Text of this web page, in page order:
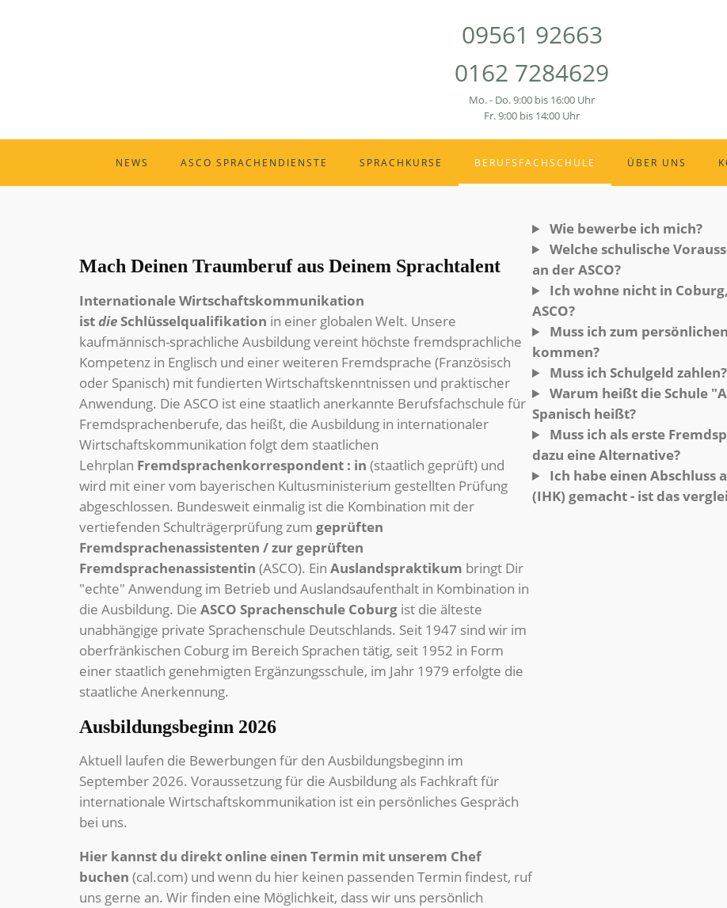
09561 92663
0162 7284629
Mo. - Do. 9:00 bis 16:00 Uhr
Fr. 9:00 bis 14:00 Uhr
NEWS ASCO SPRACHENDIENSTE SPRACHKURSE BERUFSFACHSCHULE ÜBER UNS
Mach Deinen Traumberuf aus Deinem Sprachtalent
Internationale Wirtschaftskommunikation
istdieSchlüsselqualifikation in einer globalen Welt. Unsere
kaufmännisch-sprachliche Ausbildung vereint höchste fremdsprachliche
Kompetenz in Englisch und einer weiteren Fremdsprache (Französisch
oder Spanisch) mit fundierten Wirtschaftskenntnissen und praktischer
Anwendung. Die ASCO ist eine staatlich anerkannte Berufsfachschule für
Fremdsprachenberufe, das heißt, die Ausbildung in internationaler
Wirtschaftskommunikation folgt dem staatlichen
Lehrplan Fremdsprachenkorrespondent : in (staatlich geprüft) und
wird mit einer vom bayerischen Kultusministerium gestellten Prüfung
abgeschlossen. Bundesweit einmalig ist die Kombination mit der
vertiefenden Schulträgerprüfung zum geprüften
Fremdsprachenassistenten / zur geprüften
Fremdsprachenassistentin (ASCO). Ein Auslandspraktikum bringt Dir
"echte" Anwendung im Betrieb und Auslandsaufenthalt in Kombination in
die Ausbildung. Die ASCO Sprachenschule Coburg ist die älteste
unabhängige private Sprachenschule Deutschlands. Seit 1947 sind wir im
oberfränkischen Coburg im Bereich Sprachen tätig, seit 1952 in Form
einer staatlich genehmigten Ergänzungsschule, im Jahr 1979 erfolgte die
staatliche Anerkennung.
Ausbildungsbeginn 2026
Aktuell laufen die Bewerbungen für den Ausbildungsbeginn im
September 2026. Voraussetzung für die Ausbildung als Fachkraft für
internationale Wirtschaftskommunikation ist ein persönliches Gespräch
bei uns.
Hier kannst du direkt online einen Termin mit unserem Chef
buchen (cal.com) und wenn du hier keinen passenden Termin findest, ruf
uns gerne an. Wir finden eine Möglichkeit, dass wir uns persönlich
Wie bewerbe ich mich?
Welche schulische
an der ASCO?
Ich wohne nicht in
ASCO?
Muss ich zum
kommen?
Muss ich Schulgeld zahlen?
Warum heißt die Schule
Spanisch heißt?
Muss ich als erste
dazu eine Alternative?
Ich habe einen
(IHK) gemacht - ist das